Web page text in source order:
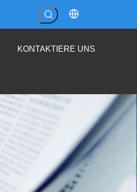
KONTAKTIERE UNS